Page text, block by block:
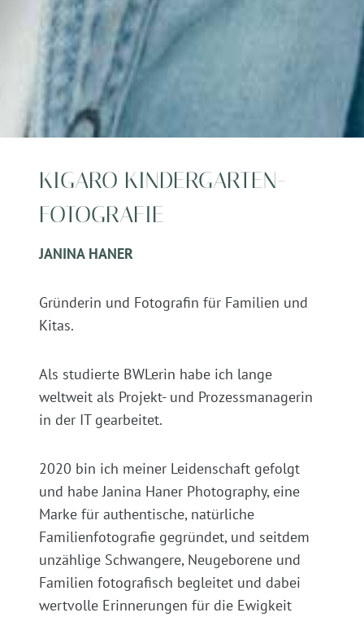
KIGARO KINDERGARTEN-
FOTOGRAFIE
JANINA HANER
Gründerin und Fotografin für Familien und
Kitas.
Als studierte BWLerin habe ich lange
weltweit als Projekt- und Prozessmanagerin
in der IT gearbeitet.
2020 bin ich meiner Leidenschaft gefolgt
und habe Janina Haner Photography, eine
Marke für authentische, natürliche
Familienfotografie gegründet, und seitdem
unzählige Schwangere, Neugeborene und
Familien fotografisch begleitet und dabei
wertvolle Erinnerungen für die Ewigkeit